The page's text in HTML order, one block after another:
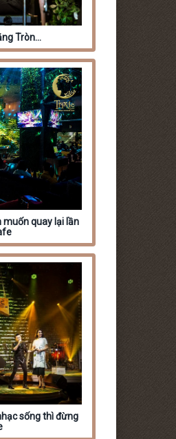
Tròn…
muốn quay lại lần
sống thì đừng